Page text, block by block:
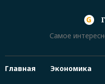
Самое
Главная Экономика